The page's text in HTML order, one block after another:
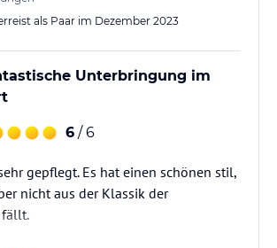
als Paar im Dezember 2023
Unterbringung im
6 / 6
gepflegt. Es hat einen schönen stil,
nicht aus der Klassik der
fällt.